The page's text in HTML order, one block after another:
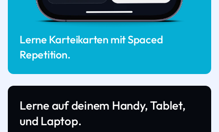
Lerne Karteikarten mit Spaced
Repetition.
Lerne auf deinem Handy, Tablet,
und Laptop.